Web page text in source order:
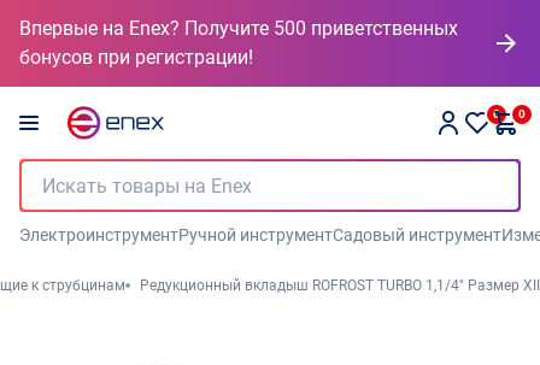
Впервые на Enex? Получите 500 приветственных
бонусов при регистрации!
0 0
ЭлектроинструментРучной инструментСадовый инструмент
к струбцинам Редукционный вкладыш ROFROST TURBO 1,1/4" Размер XII